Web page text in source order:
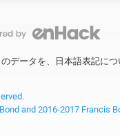
データを、日本語表記に
and 2016-2017 Francis